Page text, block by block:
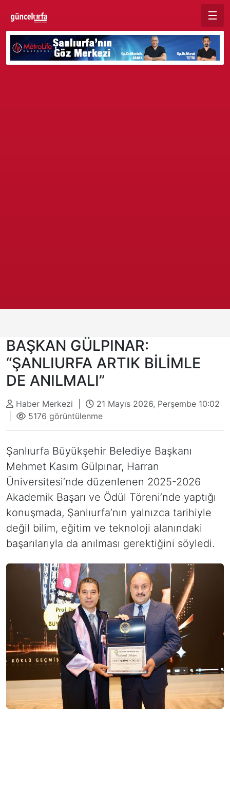
BAŞKAN GÜLPINAR:
“ŞANLIURFA ARTIK BİLİMLE
DE ANILMALI”
Haber Merkezi |
21 Mayıs 2026, Perşembe 10:02
5176 görüntülenme
Şanlıurfa Büyükşehir Belediye Başkanı
Mehmet Kasım Gülpınar, Harran
Üniversitesi’nde düzenlenen 2025-2026
Akademik Başarı ve Ödül Töreni’nde yaptığı
konuşmada, Şanlıurfa’nın yalnızca tarihiyle
değil bilim, eğitim ve teknoloji alanındaki
başarılarıyla da anılması gerektiğini söyledi.